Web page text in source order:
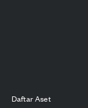
Daftar Aset